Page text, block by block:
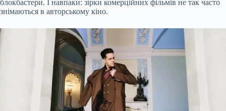
блокбастери. І навпаки: зірки комерційних фільмів не так часто
знімаються в авторському кіно.